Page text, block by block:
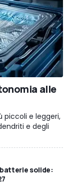
alle
e leggeri,
e degli
solide: